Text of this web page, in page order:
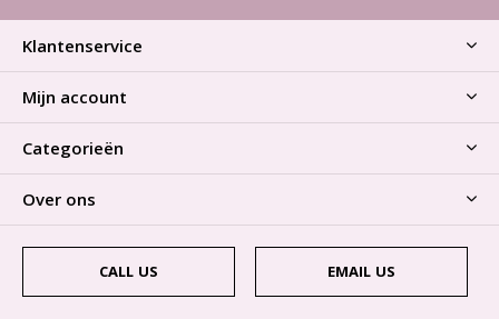
Klantenservice
Mijn account
Categorieën
Over ons
CALL US EMAIL US